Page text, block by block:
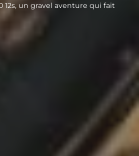
12s, un gravel aventure qui fait